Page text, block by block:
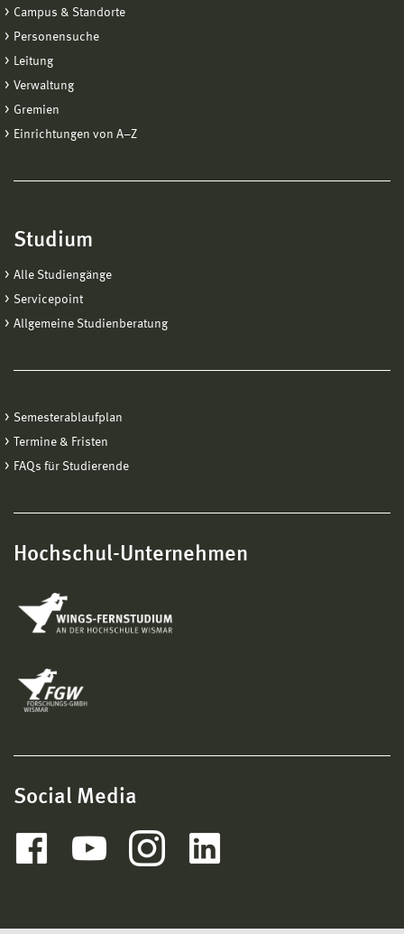
Campus & Standorte
Personensuche
Leitung
Verwaltung
Gremien
Einrichtungen von A−Z
Studium
Alle Studiengänge
Servicepoint
Allgemeine Studienberatung
Semesterablaufplan
Termine & Fristen
FAQs für Studierende
Hochschul-Unternehmen
Social Media